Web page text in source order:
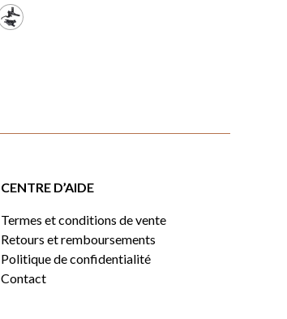
CENTRE D’AIDE
Termes et conditions de vente
Retours et remboursements
Politique de confidentialité
Contact